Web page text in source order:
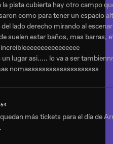
la pista cubierta hay otro campo
como para tener un espacio
lado derecho mirando al
suelen estar baños, mas barras,
un lugar asi..... lo va a ser
nomassssssssssssssssssss
más tickets para el día de